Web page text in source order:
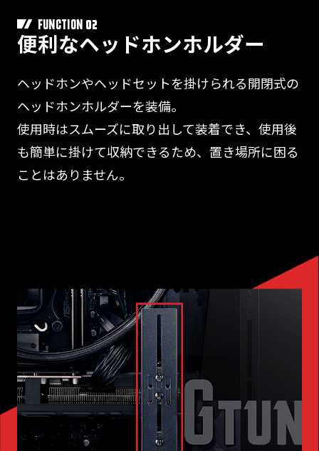
FUNCTION 02
便利なヘッドホンホルダー
ヘッドホンやヘッドセットを掛けられる開閉式の
ヘッドホンホルダーを装備。
使用時はスムーズに取り出して装着でき、使用後
も簡単に掛けて収納できるため、置き場所に困る
ことはありません。